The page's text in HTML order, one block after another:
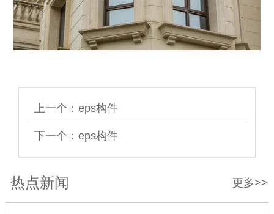
上一个： eps构件
下一个： eps构件
更多>>
热点新闻